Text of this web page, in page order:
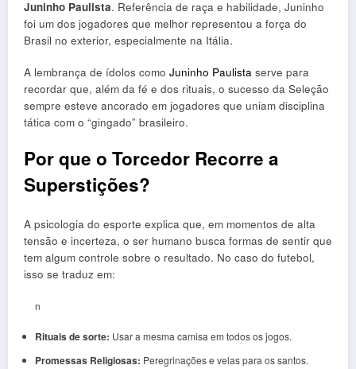
Juninho Paulista. Referência de raça e habilidade, Juninho
foi um dos jogadores que melhor representou a força do
Brasil no exterior, especialmente na Itália.
A lembrança de ídolos como Juninho Paulista serve para
recordar que, além da fé e dos rituais, o sucesso da Seleção
sempre esteve ancorado em jogadores que uniam disciplina
tática com o “gingado” brasileiro.
Por que o Torcedor Recorre a
Superstições?
A psicologia do esporte explica que, em momentos de alta
tensão e incerteza, o ser humano busca formas de sentir que
tem algum controle sobre o resultado. No caso do futebol,
isso se traduz em:
n
Rituais de sorte: Usar a mesma camisa em todos os jogos.
Promessas Religiosas: Peregrinações e velas para os santos.